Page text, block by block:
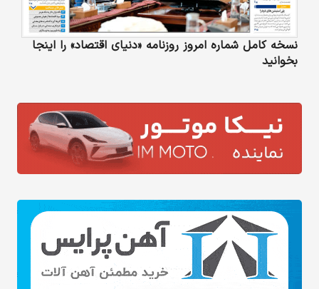
نسخه کامل شماره امروز روزنامه «دنیای‌ اقتصاد» را اینجا
بخوانید